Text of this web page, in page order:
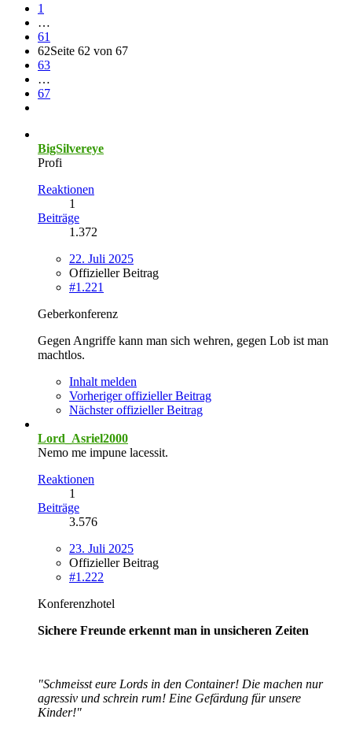
1
…
61
62Seite 62 von 67
63
…
67
BigSilvereye
Profi
Reaktionen
1
Beiträge
1.372
22. Juli 2025
Offizieller Beitrag
#1.221
Geberkonferenz
Gegen Angriffe kann man sich wehren, gegen Lob ist man
machtlos.
Inhalt melden
Vorheriger offizieller Beitrag
Nächster offizieller Beitrag
Lord_Asriel2000
Nemo me impune lacessit.
Reaktionen
1
Beiträge
3.576
23. Juli 2025
Offizieller Beitrag
#1.222
Konferenzhotel
Sichere Freunde erkennt man in unsicheren Zeiten
"Schmeisst eure Lords in den Container! Die machen nur
agressiv und schrein rum! Eine Gefärdung für unsere
Kinder!"